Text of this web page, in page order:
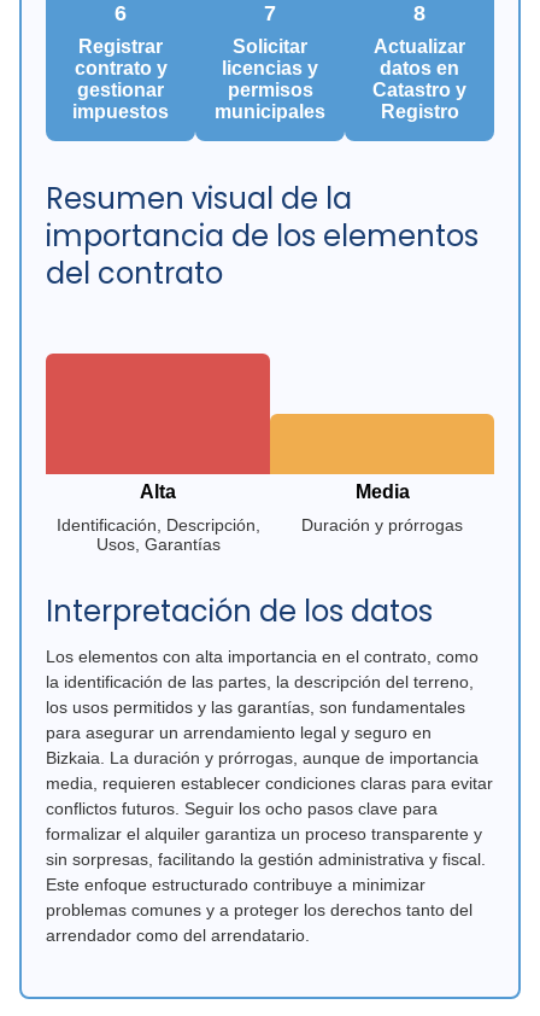
6
Registrar
contrato y
gestionar
impuestos
7
Solicitar
licencias y
permisos
municipales
8
Actualizar
datos en
Catastro y
Registro
Resumen visual de la
importancia de los elementos
del contrato
Alta Media
Identificación, Descripción,
Usos, Garantías
Duración y prórrogas
Interpretación de los datos
Los elementos con alta importancia en el contrato, como
la identificación de las partes, la descripción del terreno,
los usos permitidos y las garantías, son fundamentales
para asegurar un arrendamiento legal y seguro en
Bizkaia. La duración y prórrogas, aunque de importancia
media, requieren establecer condiciones claras para evitar
conflictos futuros. Seguir los ocho pasos clave para
formalizar el alquiler garantiza un proceso transparente y
sin sorpresas, facilitando la gestión administrativa y fiscal.
Este enfoque estructurado contribuye a minimizar
problemas comunes y a proteger los derechos tanto del
arrendador como del arrendatario.